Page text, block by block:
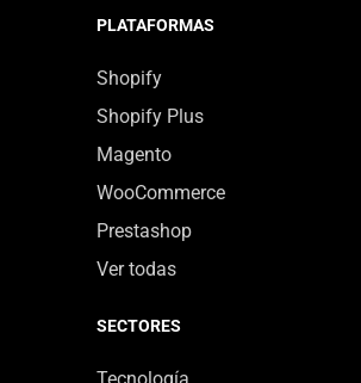
PLATAFORMAS
Shopify
Shopify Plus
Magento
WooCommerce
Prestashop
Ver todas
SECTORES